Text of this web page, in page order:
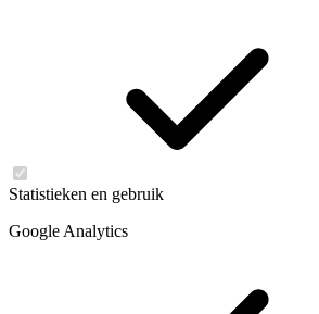
Statistieken en gebruik
Google Analytics